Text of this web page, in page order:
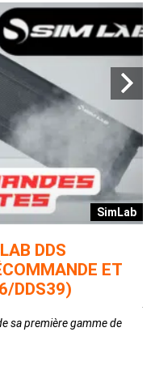
SimLab
DDS
ET
DDS39)
sa première gamme de